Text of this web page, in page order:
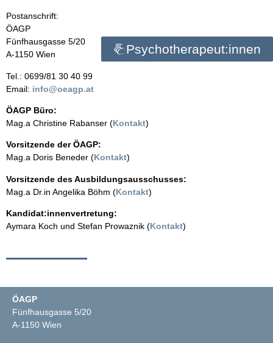
Postanschrift:
ÖAGP
Fünfhausgasse 5/20
A-1150 Wien
Tel.: 0699/81 30 40 99
Email: info@oeagp.at
ÖAGP Büro:
Mag.a Christine Rabanser (Kontakt)
Vorsitzende der ÖAGP:
Mag.a Doris Beneder (Kontakt)
Vorsitzende des Ausbildungsausschusses:
Mag.a Dr.in Angelika Böhm (Kontakt)
Kandidat:innenvertretung:
Aymara Koch und Stefan Prowaznik (Kontakt)
ÖAGP
Fünfhausgasse 5/20
A-1150 Wien
Psychotherapeut:innen